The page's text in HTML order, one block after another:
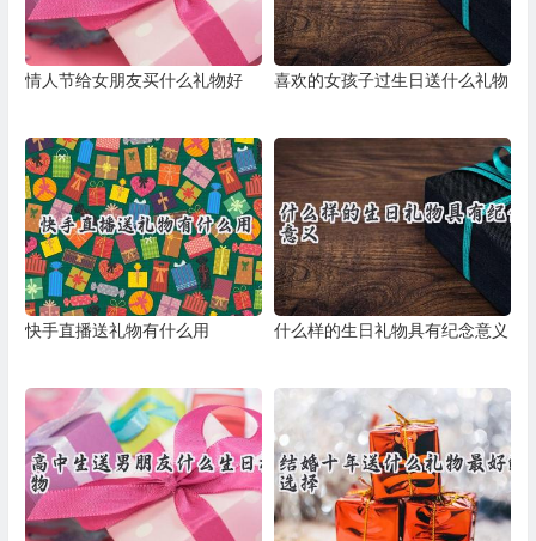
情人节给女朋友买什么礼物好 喜欢的女孩子过生日送什么礼物
快手直播送礼物有什么用 什么样的生日礼物具有纪念意义